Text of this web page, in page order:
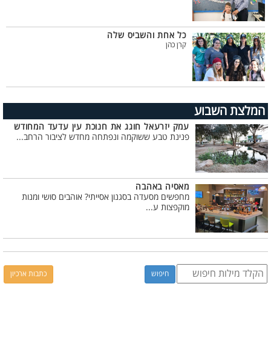
כל אחת והשביס שלה
קרן כהן
המלצת השבוע
עמק יזרעאל חוגג את חנוכת עין עדעד המחודש
פנינת טבע ששוקמה ונפתחה מחדש לציבור הרחב...
מאסיה באהבה
מחפשים מסעדה בסגנון אסייתי? אוהבים סושי ומנות
מוקפצות ע...
כתבות ארכיון